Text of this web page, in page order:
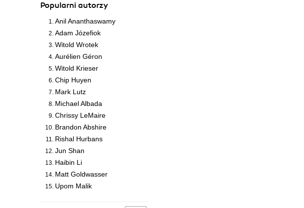
Popularni autorzy
Anil Ananthaswamy
Adam Józefiok
Witold Wrotek
Aurélien Géron
Witold Krieser
Chip Huyen
Mark Lutz
Michael Albada
Chrissy LeMaire
Brandon Abshire
Rishal Hurbans
Jun Shan
Haibin Li
Matt Goldwasser
Upom Malik